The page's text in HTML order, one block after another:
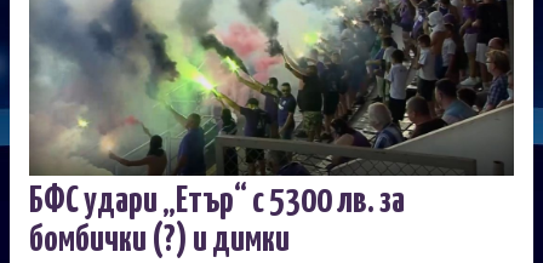
БФС удари „Етър“ с 5300 лв. за
бомбички (?) и димки